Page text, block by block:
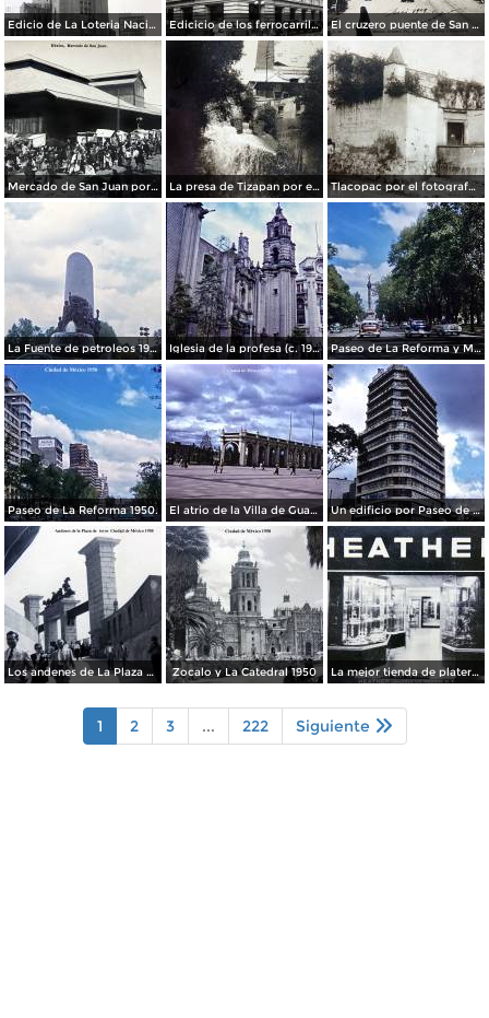
Edicio de La Loteria Nacional Ciudad de México Abril de 1964 Edicicio de los ferrocarriles. El cruzero puente de San Francisco y Guardiola por el fotografo Felix Miret.
Mercado de San Juan por el fotografo Felix Miret La presa de Tizapan por el fotografo Fernando Kososky. ( Circulada el 22 de Diembre de 1910 ). Tlacopac por el fotografo Hugo Brehme.
La Fuente de petroleos 1950. Iglesia de la profesa (c. 1950) Paseo de La Reforma y Mto a La Independencia 1950
Paseo de La Reforma 1950. El atrio de la Villa de Guadalupe 1950. Un edificio por Paseo de La Reforma 1950
Los andenes de La Plaza de toros Ciudad de México 1950 Zocalo y La Catedral 1950 La mejor tienda de plateria.
1 2 3 ... 222 Siguiente